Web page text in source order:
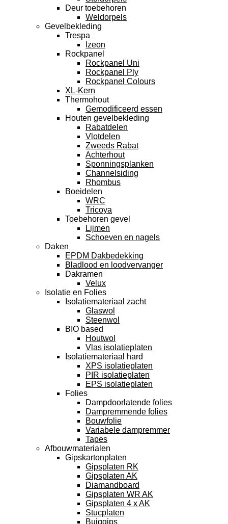
Deur toebehoren
Weldorpels
Gevelbekleding
Trespa
Izeon
Rockpanel
Rockpanel Uni
Rockpanel Ply
Rockpanel Colours
XL-Kern
Thermohout
Gemodificeerd essen
Houten gevelbekleding
Rabatdelen
Vlotdelen
Zweeds Rabat
Achterhout
Sponningsplanken
Channelsiding
Rhombus
Boeidelen
WRC
Tricoya
Toebehoren gevel
Lijmen
Schoeven en nagels
Daken
EPDM Dakbedekking
Bladlood en loodvervanger
Dakramen
Velux
Isolatie en Folies
Isolatiemateriaal zacht
Glaswol
Steenwol
BIO based
Houtwol
Vlas isolatieplaten
Isolatiemateriaal hard
XPS isolatieplaten
PIR isolatieplaten
EPS isolatieplaten
Folies
Dampdoorlatende folies
Dampremmende folies
Bouwfolie
Variabele dampremmer
Tapes
Afbouwmaterialen
Gipskartonplaten
Gipsplaten RK
Gipsplaten AK
Diamandboard
Gipsplaten WR AK
Gipsplaten 4 x AK
Stucplaten
Buiggips